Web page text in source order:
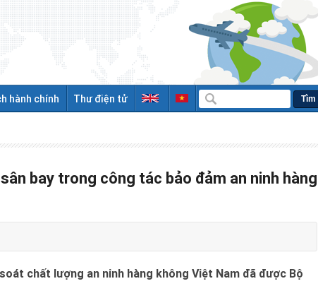
hành chính Thư điện tử Tìm
bay trong công tác bảo đảm an ninh hàng
chất lượng an ninh hàng không Việt Nam đã được Bộ